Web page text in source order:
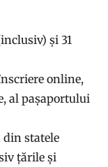
și 31
online,
al pașaportului
din statele
țările și